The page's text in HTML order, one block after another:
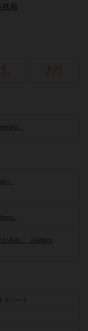
務局
5
入り
24
持ってる
）
）
）
存在）（Pattern
スパート